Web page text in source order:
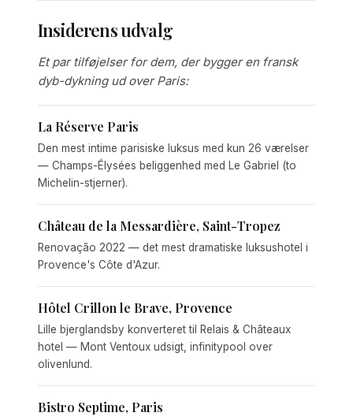
Insiderens udvalg
Et par tilføjelser for dem, der bygger en fransk
dyb-dykning ud over Paris:
La Réserve Paris
Den mest intime parisiske luksus med kun 26 værelser
— Champs-Élysées beliggenhed med Le Gabriel (to
Michelin-stjerner).
Château de la Messardière, Saint-Tropez
Renovação 2022 — det mest dramatiske luksushotel i
Provence's Côte d'Azur.
Hôtel Crillon le Brave, Provence
Lille bjerglandsby konverteret til Relais & Châteaux
hotel — Mont Ventoux udsigt, infinitypool over
olivenlund.
Bistro Septime, Paris